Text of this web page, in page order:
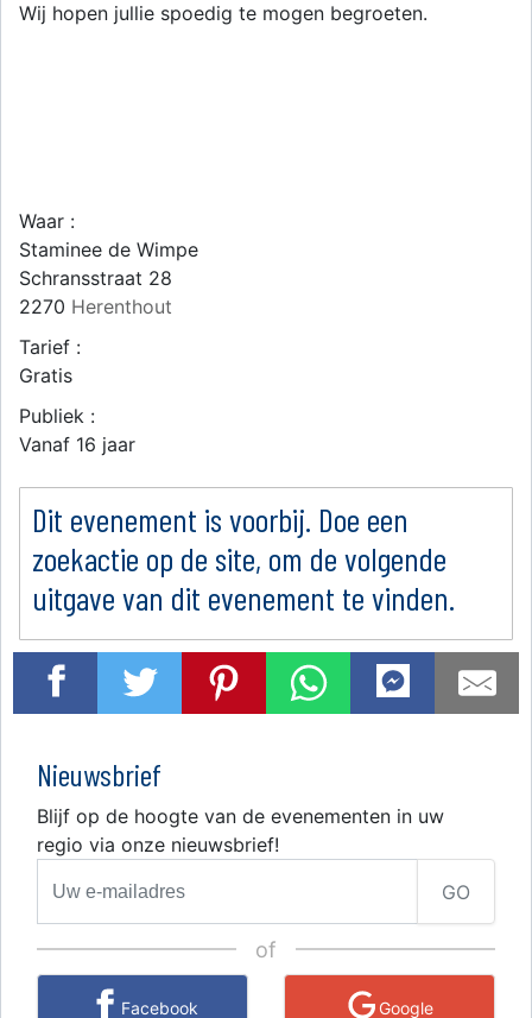
Wij hopen jullie spoedig te mogen begroeten.
Waar :
Staminee de Wimpe
Schransstraat 28
2270 Herenthout
Tarief :
Gratis
Publiek :
Vanaf 16 jaar
Dit evenement is voorbij. Doe een
zoekactie op de site, om de volgende
uitgave van dit evenement te vinden.
Nieuwsbrief
Blijf op de hoogte van de evenementen in uw
regio via onze nieuwsbrief!
GO
of
Facebook Google